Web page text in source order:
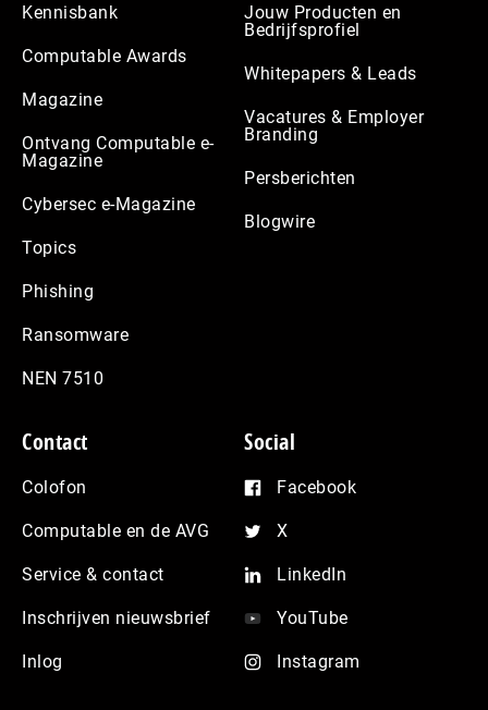
Kennisbank
Computable Awards
Magazine
Ontvang Computable e-
Magazine
Cybersec e-Magazine
Topics
Phishing
Ransomware
NEN 7510
Jouw Producten en
Bedrijfsprofiel
Whitepapers & Leads
Vacatures & Employer
Branding
Persberichten
Blogwire
Contact
Colofon
Computable en de AVG
Service & contact
Inschrijven nieuwsbrief
Inlog
Social
Facebook
X
LinkedIn
YouTube
Instagram